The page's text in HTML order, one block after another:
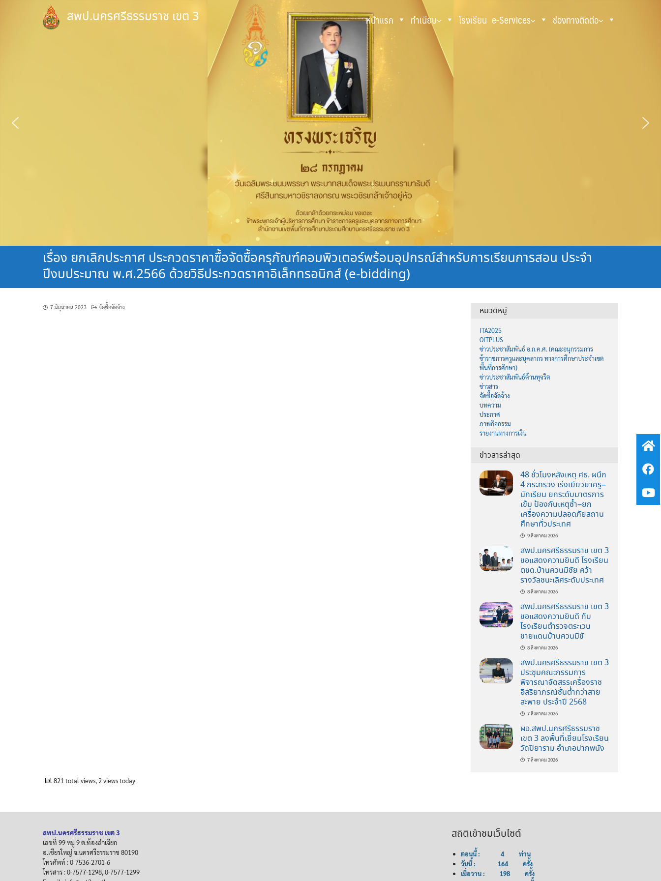
สพป.นครศรีธรรมราช เขต 3 หน้าแรก ทำเนียบ โรงเรียน e-Services ช่องทางติดต่อ
เรื่อง ยกเลิกประกาศ ประกวดราคาซื้อจัดซื้อครุภัณฑ์คอมพิวเตอร์พร้อมอุปกรณ์สำหรับการเรียนการสอน ประจำ
ปีงบประมาณ พ.ศ.2566 ด้วยวิธีประกวดราคาอิเล็กทรอนิกส์ (e-bidding)
7 มิถุนายน 2023 จัดซื้อจัดจ้าง
821 total views, 2 views today
หมวดหมู่
ITA2025
OITPLUS
ข่าวประชาสัมพันธ์ อ.ก.ค.ศ. (คณะอนุกรรมการ
ข้าราชการครูและบุคลากร ทางการศึกษาประจำเขต
พื้นที่การศึกษา)
ข่าวประชาสัมพันธ์ต้านทุจริต
ข่าวสาร
จัดซื้อจัดจ้าง
บทความ
ประกาศ
ภาพกิจกรรม
รายงานทางการเงิน
ข่าวสารล่าสุด
48 ชั่วโมงหลังเหตุ ศธ. ผนึก
4 กระทรวง เร่งเยียวยาครู–
นักเรียน ยกระดับมาตรการ
เข้ม ป้องกันเหตุซ้ำ–ยก
เครื่องความปลอดภัยสถาน
ศึกษาทั่วประเทศ
9 สิงหาคม 2026
สพป.นครศรีธรรมราช เขต 3
ขอแสดงความยินดี โรงเรียน
ตชด.บ้านควนมีชัย คว้า
รางวัลชนะเลิศระดับประเทศ
8 สิงหาคม 2026
สพป.นครศรีธรรมราช เขต 3
ขอแสดงความยินดี กับ
โรงเรียนตำรวจตระเวน
ชายแดนบ้านควนมีชั
8 สิงหาคม 2026
สพป.นครศรีธรรมราช เขต 3
ประชุมคณะกรรมการ
พิจารณาจัดสรรเครื่องราช
อิสริยาภรณ์ชั้นต่ำกว่าสาย
สะพาย ประจำปี 2568
7 สิงหาคม 2026
ผอ.สพป.นครศรีธรรมราช
เขต 3 ลงพื้นที่เยี่ยมโรงเรียน
วัดปิยาราม อำเภอปากพนัง
7 สิงหาคม 2026
สพป.นครศรีธรรมราช เขต 3
เลขที่ 99 หมู่ 9 ต.ท้องลำเจียก
อ.เชียรใหญ่ จ.นครศรีธรรมราช 80190
โทรศัพท์ : 0-7536-2701-6
โทรสาร : 0-7577-1298, 0-7577-1299
สถิติเข้าชมเว็บไซต์
ตอนนี้ : 4 ท่าน
วันนี้ : 164 ครั้ง
เมื่อวาน : 198 ครั้ง